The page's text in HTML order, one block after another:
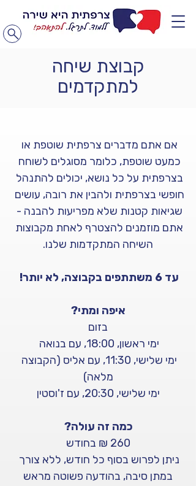
קבוצת שיחה
למתקדמים
אם אתם מדברים צרפתית שוטפת או
כמעט שוטפת, כלומר מסוגלים לשוחח
בצרפתית על כל נושא, יכולים להתנהל
חופשי בצרפתית ולהבין את רובה, עושים
שגיאות קטנות שלא מפריעות להבנה -
אתם מוזמנים להצטרף לאחת מקבוצות
השיחה המתקדמות שלנו.
עד 6 משתתפים בקבוצה, לא יותר!
איפה ומתי?
בזום
ימי ראשון, 18:00, עם בנואה
ימי שלישי, 11:30, עם אליס (הקבוצה
מלאה)
ימי שלישי, 20:30, עם ז'וסטין
כמה זה עולה?
260 ₪ בחודש
ניתן לפרוש בסוף כל חודש, ללא צורך
במתן סיבה, בהודעה פשוטה מראש